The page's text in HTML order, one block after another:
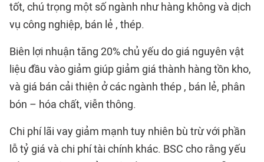
tốt, chú trọng một số ngành như hàng không và dịch
vụ công nghiệp, bán lẻ , thép.
Biên lợi nhuận tăng 20% chủ yếu do giá nguyên vật
liệu đầu vào giảm giúp giảm giá thành hàng tồn kho,
và giá bán cải thiện ở các ngành thép , bán lẻ, phân
bón – hóa chất, viễn thông.
Chi phí lãi vay giảm mạnh tuy nhiên bù trừ với phần
lỗ tỷ giá và chi phí tài chính khác. BSC cho rằng yếu